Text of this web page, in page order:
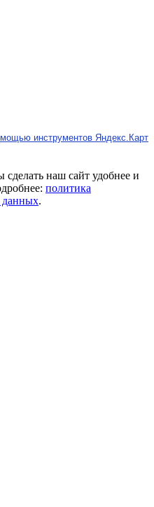
инструментов Яндекс.Карт
наш сайт удобнее и
политика
данных.